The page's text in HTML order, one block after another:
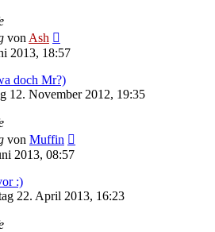
von Ash
2013, 18:57
doch Mr?)
12. November 2012, 19:35
von Muffin
2013, 08:57
:)
22. April 2013, 16:23